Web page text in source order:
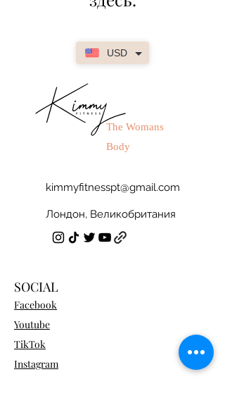
USD
The Womans
Body
kimmyfitnesspt@gmail.com
Лондон, Великобритания
SOCIAL
Facebook
Youtube
TikTok
Instagram